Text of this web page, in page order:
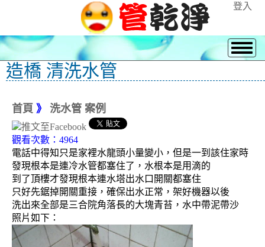
登入
造橋 清洗水管
首頁 》 洗水管 案例
觀看次數：4964
電話中得知只是家裡水龍頭小量變小，但是一到該住家時
發現根本是連冷水管都塞住了，水根本是用滴的
到了頂樓才發現根本連水塔出水口開關都塞住
只好先鋸掉開關重接，確保出水正常，架好機器以後
洗出來全部是三合院角落長的大塊青苔，水中帶泥帶沙
照片如下：